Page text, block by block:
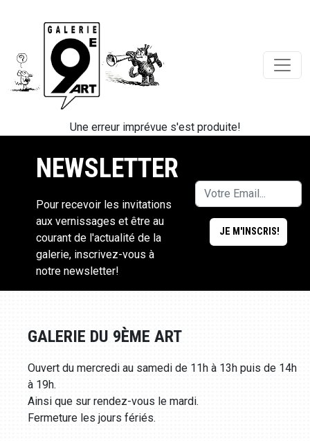
Une erreur imprévue s'est produite!
NEWSLETTER
Pour recevoir les invitations
aux vernissages et être au
courant de l'actualité de la
galerie, inscrivez-vous à
notre newsletter!
GALERIE DU 9ÈME ART
Ouvert du mercredi au samedi de 11h à 13h puis de 14h
à 19h.
Ainsi que sur rendez-vous le mardi.
Fermeture les jours fériés.